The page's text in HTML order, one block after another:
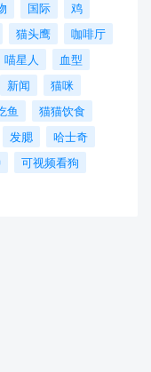
国际
鸡
猫头鹰
咖啡厅
喵星人
血型
新闻
猫咪
鱼
猫猫饮食
发腮
哈士奇
可视频看狗